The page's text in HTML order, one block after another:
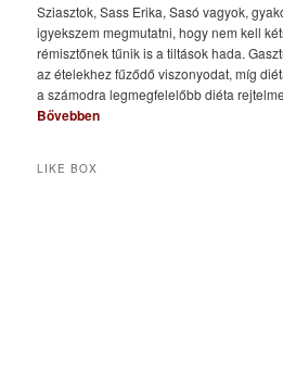
Sziasztok, Sass Erika, Sasó vagyok,
igyekszem megmutatni, hogy nem kell
rémisztőnek tűnik is a tiltások hada.
az ételekhez fűződő viszonyodat, míg
a számodra legmegfelelőbb diéta
Bővebben
LIKE BOX